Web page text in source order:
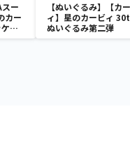
スー
カー
ー
【ぬいぐるみ】【カ
ィ】星のカービィ
ぬいぐるみ第二弾